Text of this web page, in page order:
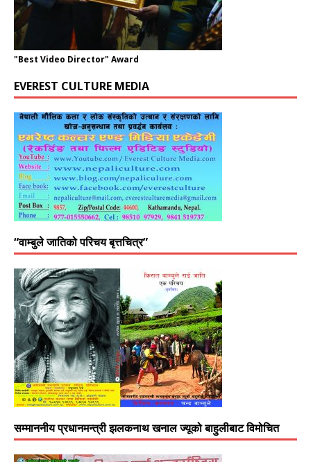
"Best Video Director" Award
EVEREST CULTURE MEDIA
“वाम्बुले जातिको परिचय बृत्तचित्र”
सम्माननीय प्रधानमन्त्री झलकनाथ खनाल ज्यूको बाहुलीबाट विमोचित